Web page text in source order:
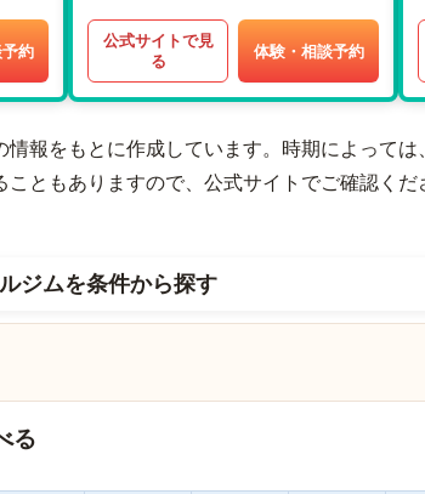
約
公式サイトで見
る
体験・相談予約
報をもとに作成しています。時期によって
ともありますので、公式サイトでご確認くだ
ジムを条件から探す
る